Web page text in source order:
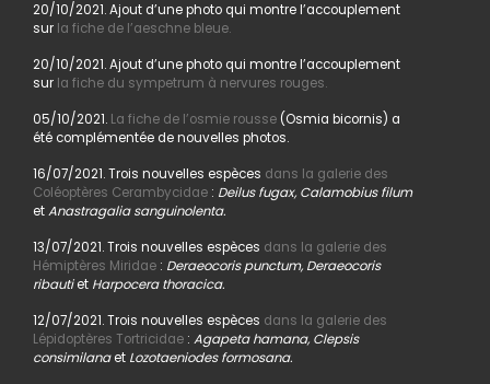
20/10/2021. Ajout d’une photo qui montre l’accouplement
sur la fiche de l’aeschne bleue.
20/10/2021. Ajout d’une photo qui montre l’accouplement
sur la fiche du sympetrum à nervures rouges.
05/10/2021. La fiche de l’osmie rousse(Osmia bicornis) a
été complémentée de nouvelles photos.
16/07/2021. Trois nouvelles espèces dans la galerie des
Coléoptères Cerambycidae: Deilus fugax, Calamobius filum
etAnastragalia sanguinolenta.
13/07/2021. Trois nouvelles espèces dans la galerie des
Hémiptères Miridae: Deraeocoris punctum, Deraeocoris
ribautiet Harpocera thoracica.
12/07/2021. Trois nouvelles espèces dans la galerie des
Lépidoptères Tortricidae: Agapeta hamana, Clepsis
consimilanaet Lozotaeniodes formosana.